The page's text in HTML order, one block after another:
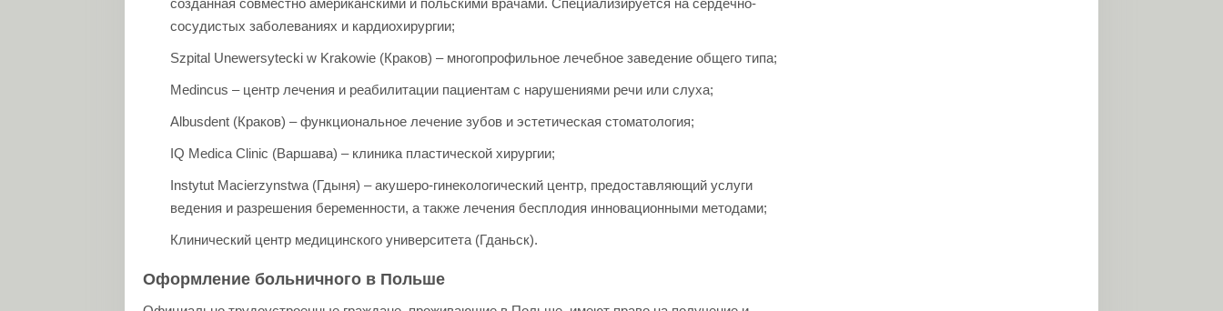
созданная совместно американскими и польскими врачами. Специализируется на сердечно-
сосудистых заболеваниях и кардиохирургии;
Szpital Unewersytecki w Krakowie (Краков) – многопрофильное лечебное заведение общего типа;
Medincus – центр лечения и реабилитации пациентам с нарушениями речи или слуха;
Albusdent (Краков) – функциональное лечение зубов и эстетическая стоматология;
IQ Medica Clinic (Варшава) – клиника пластической хирургии;
Instytut Macierzynstwa (Гдыня) – акушеро-гинекологический центр, предоставляющий услуги
ведения и разрешения беременности, а также лечения бесплодия инновационными методами;
Клинический центр медицинского университета (Гданьск).
Оформление больничного в Польше